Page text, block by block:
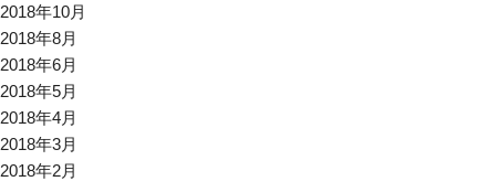
2018年10月
2018年8月
2018年6月
2018年5月
2018年4月
2018年3月
2018年2月